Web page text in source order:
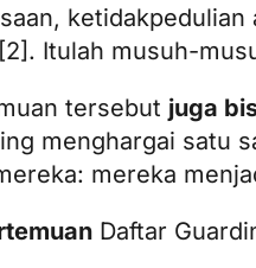
Itulah musuh-
tersebut juga
menghargai satu
mereka
Daftar